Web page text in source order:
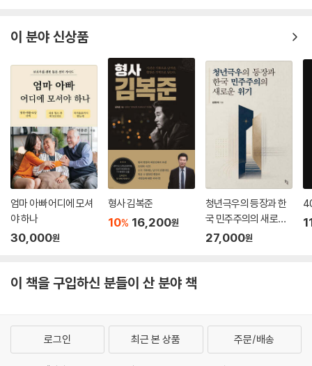
이 분야 신상품
엄마 아빠 어디에 모셔
야 하나
30,000원
형사 김복준
10% 16,200원
청년극우의 등장과 한
국 민주주의의 새로운
위기
27,000원
이 책을 구입하신 분들이 산 분야 책
로그인 최근 본 상품 주문/배송